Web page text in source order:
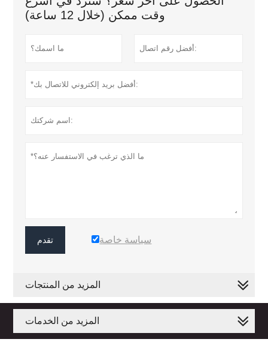
وقت ممكن (خلال 12 ساعة)
تقدم سياسة خاصة
المزيد من المنتجات
المزيد من الخدمات